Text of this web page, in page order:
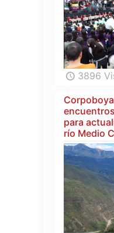
3896
para
río Medio